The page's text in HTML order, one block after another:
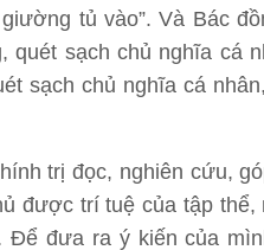
tủ vào”. Và Bác
quét sạch chủ nghĩa cá
sạch chủ nghĩa cá
trị đọc, nghiên cứu,
được trí tuệ của tập thể,
đưa ra ý kiến của